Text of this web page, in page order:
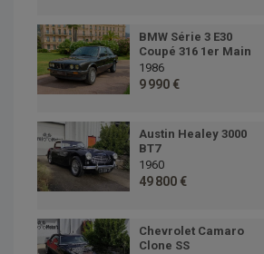
BMW Série 3 E30
Coupé 316 1er Main
1986
9 990 €
Austin Healey 3000
BT7
1960
49 800 €
Chevrolet Camaro
Clone SS